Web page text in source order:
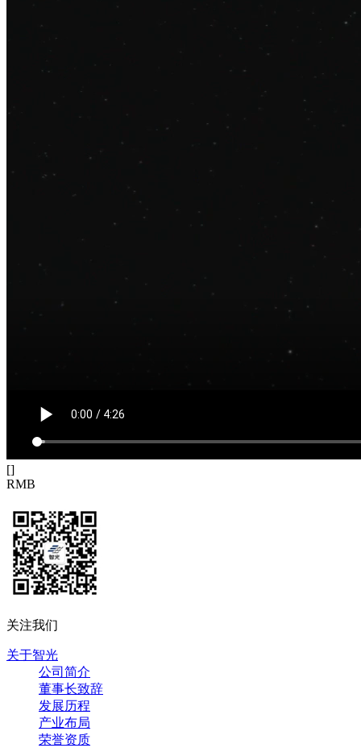
[]
RMB
关注我们
关于智光
公司简介
董事长致辞
发展历程
产业布局
荣誉资质